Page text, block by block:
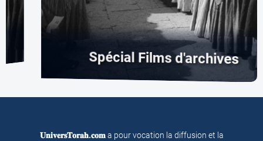
Spécial Films d'archives
𝐔𝐧𝐢𝐯𝐞𝐫𝐬𝐓𝐨𝐫𝐚𝐡.𝐜𝐨𝐦a pour vocation la diffusion et la